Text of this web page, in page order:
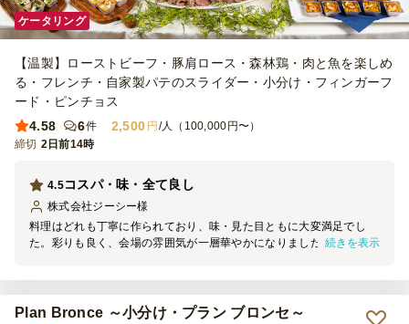
ケータリング
【温製】ローストビーフ・豚肩ロース・森林鶏・肉と魚を楽しめ
る・フレンチ・自家製パテのスライダー・小分け・フィンガーフ
ード・ピンチョス
4.58
6件 2,500 円 /人（100,000円〜）
締切 2日前14時
コスパ・味・全て良し
4.5
株式会社ジーシー様
料理はどれも丁寧に作られており、味・見た目ともに大変満足でし
た。彩りも良く、会場の雰囲気が一層華やかになりました。ボリュー
の心配りにも感謝しております。ぜひまたお願いしたいと思いまし
た。
続きを表示
Plan Bronce ～小分け・プラン ブロンセ～